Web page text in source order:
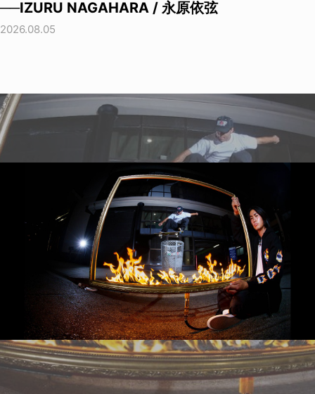
──IZURU NAGAHARA / 永原依弦
2026.08.05